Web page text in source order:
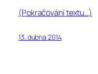
(Pokračování textu…)
13. dubna 2014